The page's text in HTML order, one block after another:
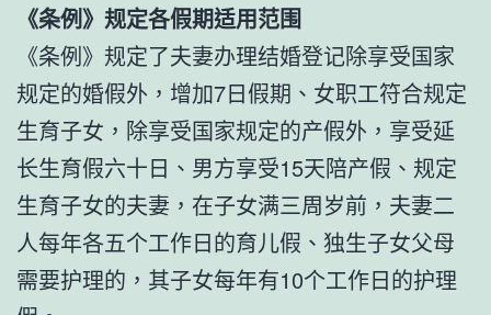
《条例》规定各假期适用范围
《条例》规定了夫妻办理结婚登记除享受国家
规定的婚假外，增加7日假期、女职工符合规定
生育子女，除享受国家规定的产假外，享受延
长生育假六十日、男方享受15天陪产假、规定
生育子女的夫妻，在子女满三周岁前，夫妻二
人每年各五个工作日的育儿假、独生子女父母
需要护理的，其子女每年有10个工作日的护理